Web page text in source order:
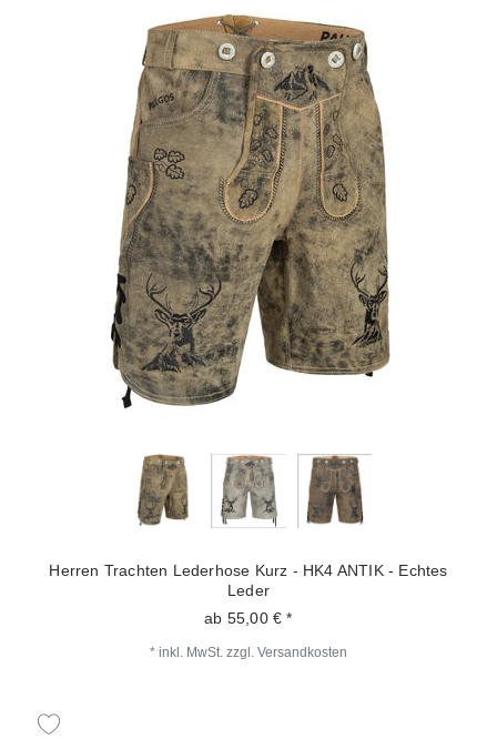
Herren Trachten Lederhose Kurz - HK4 ANTIK - Echtes
Leder
ab 55,00 € *
* inkl. MwSt. zzgl. Versandkosten